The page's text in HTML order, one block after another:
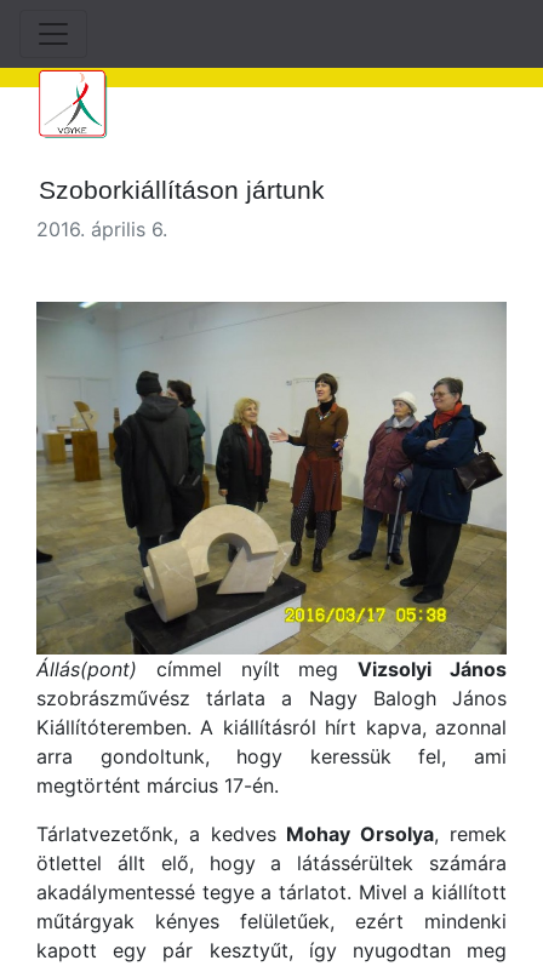
Szoborkiállításon jártunk
2016. április 6.
Állás(pont) címmel nyílt megVizsolyi János
szobrászművész tárlata a Nagy Balogh János
Kiállítóteremben. A kiállításról hírt kapva, azonnal
arra gondoltunk, hogy keressük fel, ami
megtörtént március 17-én.
Tárlatvezetőnk, a kedves Mohay Orsolya, remek
ötlettel állt elő, hogy a látássérültek számára
akadálymentessé tegye a tárlatot. Mivel a kiállított
műtárgyak kényes felületűek, ezért mindenki
kapott egy pár kesztyűt, így nyugodtan meg